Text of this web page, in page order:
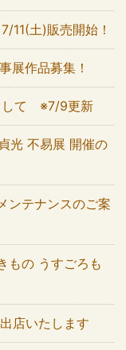
11(土)販売開始！
展作品募集！
して ※7/9更新
光 不易展 開催の
ンテナンスのご案
もの うすごろも
店いたします